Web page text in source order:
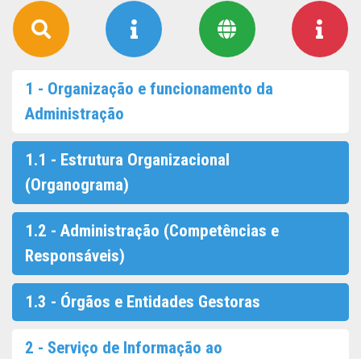
1 - Organização e funcionamento da
Administração
1.1 - Estrutura Organizacional
(Organograma)
1.2 - Administração (Competências e
Responsáveis)
1.3 - Órgãos e Entidades Gestoras
2 - Serviço de Informação ao